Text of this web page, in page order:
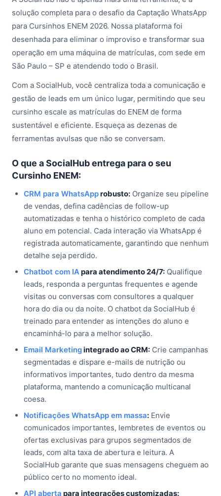
solução completa para o desafio da Captação WhatsApp
para Cursinhos ENEM 2026. Nossa plataforma foi
desenhada para eliminar o improviso e transformar sua
operação em uma máquina de matrículas, com sede em
São Paulo – SP e atendendo todo o Brasil.
Com a SocialHub, você centraliza toda a comunicação e
gestão de leads em um único lugar, permitindo que seu
cursinho escale as matrículas do ENEM de forma
sustentável e eficiente. Esqueça as dezenas de
ferramentas avulsas que não se conversam.
O que a SocialHub entrega para o seu
Cursinho ENEM:
CRM para WhatsApprobusto: Organize seu pipeline
de vendas, defina cadências de follow-up
automatizadas e tenha o histórico completo de cada
aluno em potencial. Cada interação via WhatsApp é
registrada automaticamente, garantindo que nenhum
detalhe seja perdido.
Chatbot com IApara atendimento 24/7: Qualifique
leads, responda a perguntas frequentes e agende
visitas ou conversas com consultores a qualquer
hora do dia ou da noite. O chatbot da SocialHub é
treinado para entender as intenções do aluno e
encaminhá-lo para a melhor solução.
Email Marketingintegrado ao CRM: Crie campanhas
segmentadas e dispare e-mails de nutrição ou
informativos importantes, tudo dentro da mesma
plataforma, mantendo a comunicação multicanal
coesa.
Notificações WhatsApp em massa: Envie
comunicados importantes, lembretes de eventos ou
ofertas exclusivas para grupos segmentados de
leads, com alta taxa de abertura e leitura. A
SocialHub garante que suas mensagens cheguem ao
público certo no momento ideal.
API aberta para integrações customizadas: